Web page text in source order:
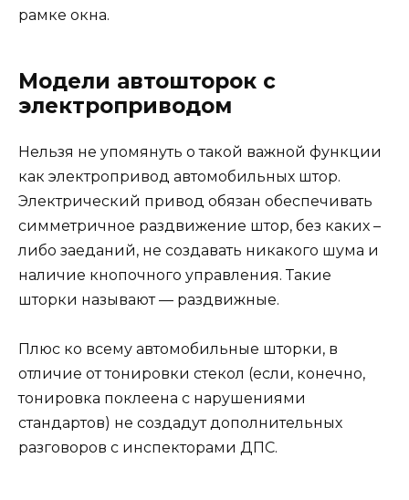
рамке окна.
Модели автошторок с
электроприводом
Нельзя не упомянуть о такой важной функции
как электропривод автомобильных штор.
Электрический привод обязан обеспечивать
симметричное раздвижение штор, без каких –
либо заеданий, не создавать никакого шума и
наличие кнопочного управления. Такие
шторки называют — раздвижные.
Плюс ко всему автомобильные шторки, в
отличие от тонировки стекол (если, конечно,
тонировка поклеена с нарушениями
стандартов) не создадут дополнительных
разговоров с инспекторами ДПС.